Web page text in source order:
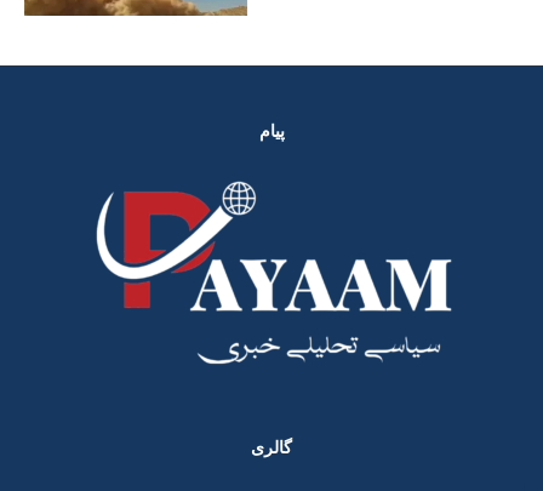
پیام
گالری